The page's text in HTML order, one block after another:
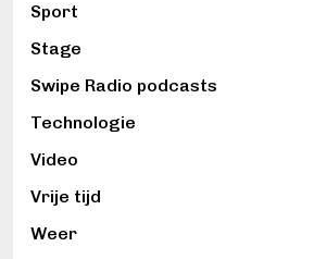
Sport
Stage
Swipe Radio podcasts
Technologie
Video
Vrije tijd
Weer